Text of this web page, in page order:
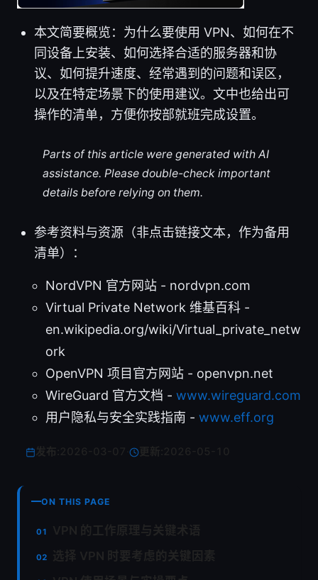
本文简要概览：为什么要使用 VPN、如何在不
同设备上安装、如何选择合适的服务器和协
议、如何提升速度、经常遇到的问题和误区，
以及在特定场景下的使用建议。文中也给出可
操作的清单，方便你按部就班完成设置。
Parts of this article were generated with AI
assistance. Please double-check important
details before relying on them.
参考资料与资源（非点击链接文本，作为备用
清单）：
NordVPN 官方网站 - nordvpn.com
Virtual Private Network 维基百科 -
en.wikipedia.org/wiki/Virtual_private_netw
ork
OpenVPN 项目官方网站 - openvpn.net
WireGuard 官方文档 - www.wireguard.com
用户隐私与安全实践指南 - www.eff.org
更新:
ON THIS PAGE